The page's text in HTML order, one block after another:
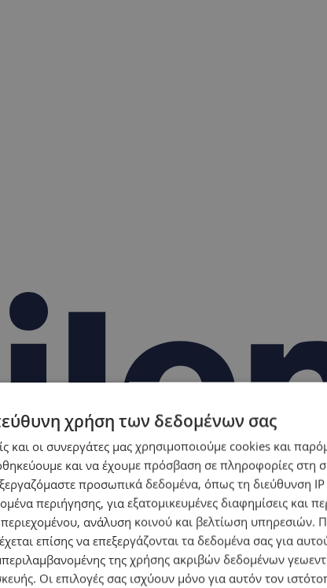
χρήση των δεδομένων σας
και οι συνεργάτες μας χρησιμοποιούμε cookies και
και να έχουμε πρόσβαση σε πληροφορίες στη
προσωπικά δεδομένα, όπως τη διεύθυνση
περιήγησης, για εξατομικευμένες διαφημίσεις και
περιεχομένου, ανάλυση κοινού και βελτίωση υπηρεσιών.
επίσης να επεξεργάζονται τα δεδομένα σας για
της χρήσης ακριβών δεδομένων
Οι επιλογές σας ισχύουν μόνο για αυτόν τον